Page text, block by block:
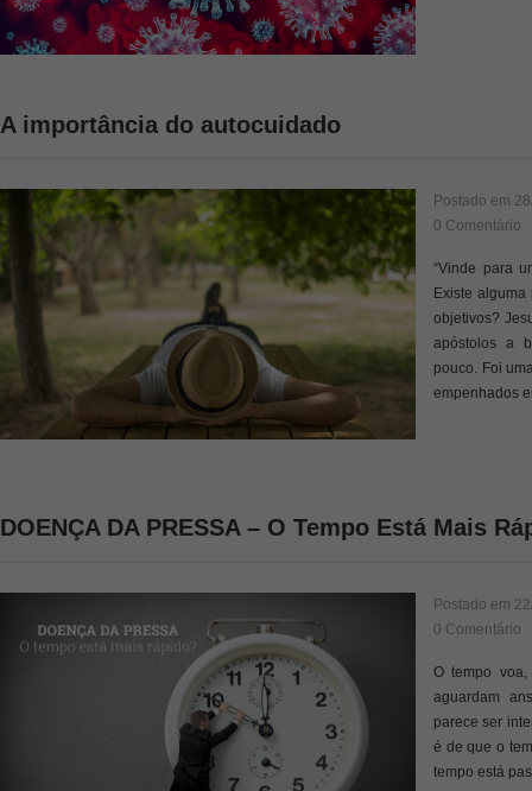
A importância do autocuidado
Postado em
0 Comentário
“Vinde para
Existe
objetivos?
apóstolos a
pouco. Foi
empenhados
DOENÇA DA PRESSA – O Tempo Está Mais
Postado em
0 Comentário
O tempo
aguardam
parece ser
é de que o
tempo está